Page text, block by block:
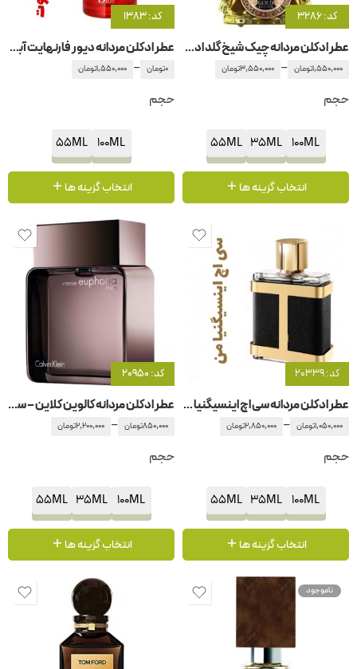
کد: 3286
عطر ادکلن مردانه چیک شیخ گلد ادیشن
1,550,000تومان –
3,550,000تومان
حجم
100ML
35ML
55ML
انتخاب گزینه ها
کد: 1383
عطر ادکلن مردانه دیور فارنهایت آبسولوت
0تومان –
1,550,000تومان
حجم
100ML
55ML
انتخاب گزینه ها
کد: 20339
عطر ادکلن مردانه سی اچ اینسیگنیا من کارولینا هررا
1,050,000تومان –
2,850,000تومان
حجم
100ML
35ML
55ML
انتخاب گزینه ها
کد: 20950
عطر ادکلن مردانه کالوین کلاین – سی کی ایفوریا اینتنس
850,000تومان –
2,200,000تومان
حجم
100ML
35ML
55ML
انتخاب گزینه ها
ناموجود